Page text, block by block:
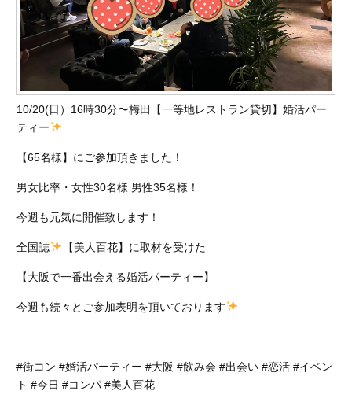
10/20(日）16時30分〜梅田【一等地レストラン貸切】婚活パー
ティー
【65名様】にご参加頂きました！
男女比率・女性30名様 男性35名様！
今週も元気に開催致します！
全国誌 【美人百花】に取材を受けた
【大阪で一番出会える婚活パーティー】
今週も続々とご参加表明を頂いております
#街コン #婚活パーティー #大阪 #飲み会 #出会い #恋活 #イベン
ト #今日 #コンパ #美人百花